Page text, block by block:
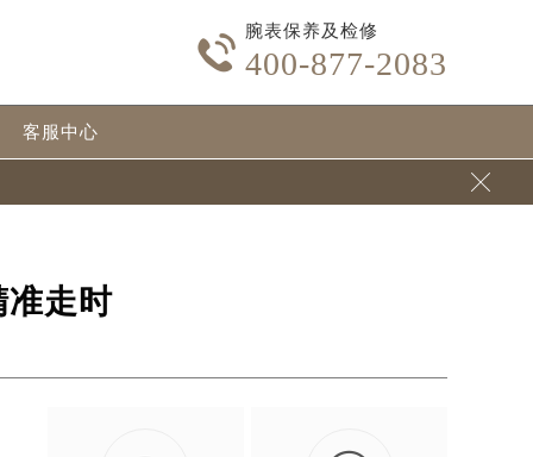

腕表保养及检修
400-877-2083
客服中心

准走时